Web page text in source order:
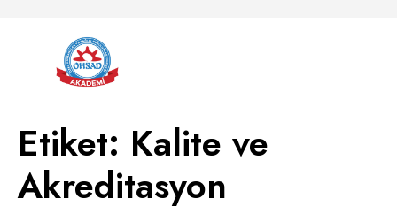
Etiket: Kalite ve
Akreditasyon